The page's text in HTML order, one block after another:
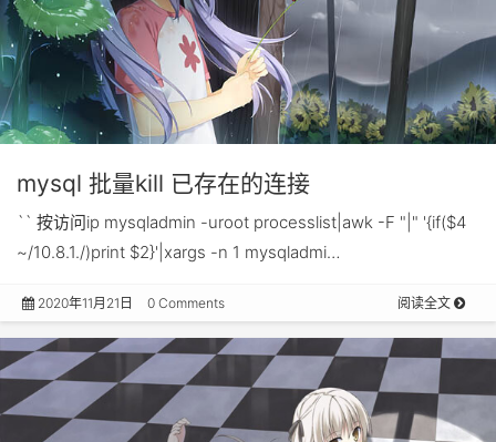
mysql 批量kill 已存在的连接
`` 按访问ip mysqladmin -uroot processlist|awk -F "|" '{if($4
~/10.8.1./)print $2}'|xargs -n 1 mysqladmi…
2020年11月21日 0 Comments 阅读全文